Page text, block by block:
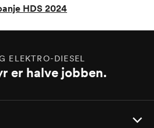
HDS 2024
ELEKTRO-DIESEL
er halve jobben.